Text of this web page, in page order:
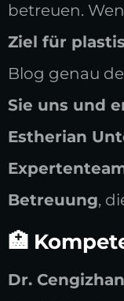
betreuen.
Ziel für
Blog genau
Sie uns und
Estherian
Betreuung,
🏥
Dr.